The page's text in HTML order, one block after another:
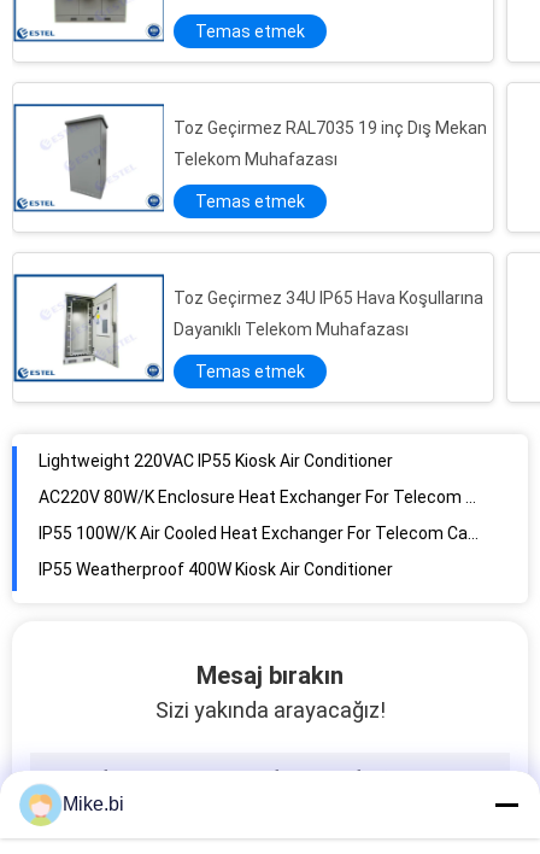
Temas etmek
Toz Geçirmez RAL7035 19 inç Dış Mekan
Telekom Muhafazası
Temas etmek
Toz Geçirmez 34U IP65 Hava Koşullarına
Dayanıklı Telekom Muhafazası
Temas etmek
IP55 Weatherproof 400W Kiosk Air Conditioner
LCD Control 650W IP55 Enclosure Heat Exchanger
R134A 2000W Cooling Capacity Kiosk Air Conditioner
High Capacity 260W/K 380W Fan Heat Exchanger
220VAC 3000W Cooling Capacity Small Cabinet Air Conditioner
Mesaj bırakın
Sizi yakında arayacağız!
Mike.bi